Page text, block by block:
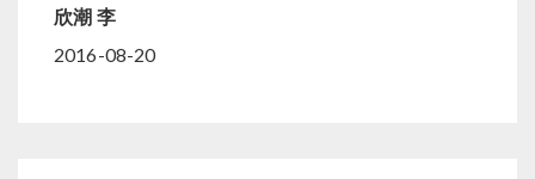
欣潮 李
2016-08-20